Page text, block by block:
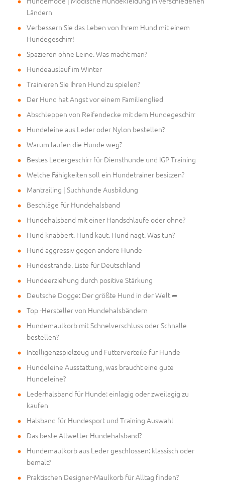
Ländern
Verbessern Sie das Leben von Ihrem Hund mit einem
Hundegeschirr!
Spazieren ohne Leine. Was macht man?
Hundeauslauf im Winter
Trainieren Sie Ihren Hund zu spielen?
Der Hund hat Angst vor einem Familienglied
Abschleppen von Reifendecke mit dem Hundegeschirr
Hundeleine aus Leder oder Nylon bestellen?
Warum laufen die Hunde weg?
Bestes Ledergeschirr für Diensthunde und IGP Training
Welche Fähigkeiten soll ein Hundetrainer besitzen?
Mantrailing | Suchhunde Ausbildung
Beschläge für Hundehalsband
Hundehalsband mit einer Handschlaufe oder ohne?
Hund knabbert. Hund kaut. Hund nagt. Was tun?
Hund aggressiv gegen andere Hunde
Hundestrände. Liste für Deutschland
Hundeerziehung durch positive Stärkung
Deutsche Dogge: Der größte Hund in der Welt ➦
Top -Hersteller von Hundehalsbändern
Hundemaulkorb mit Schnelverschluss oder Schnalle
bestellen?
Intelligenzspielzeug und Futterverteile für Hunde
Hundeleine Ausstattung, was braucht eine gute
Hundeleine?
Lederhalsband für Hunde: einlagig oder zweilagig zu
kaufen
Halsband für Hundesport und Training Auswahl
Das beste Allwetter Hundehalsband?
Hundemaulkorb aus Leder geschlossen: klassisch oder
bemalt?
Praktischen Designer-Maulkorb für Alltag finden?